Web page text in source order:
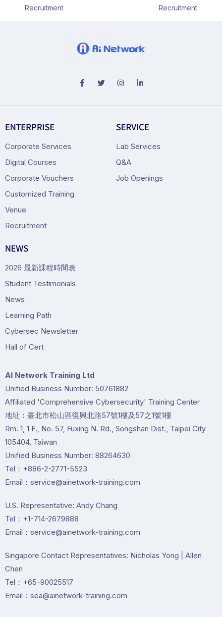
Recruitment Recruitment
ENTERPRISE
Corporate Services
Digital Courses
Corporate Vouchers
Customized Training
Venue
Recruitment
SERVICE
Lab Services
Q&A
Job Openings
NEWS
2026 最新課程時間表
Student Testimonials
News
Learning Path
Cybersec Newsletter
Hall of Cert
Al Network Training Ltd
Unified Business Number: 50761882
Affiliated 'Comprehensive Cybersecurity' Training Center
地址：臺北市松山區復興北路57號1樓及57之1號1樓
Rm. 1, 1 F., No. 57, Fuxing N. Rd., Songshan Dist., Taipei City
105404, Taiwan
Unified Business Number: 88264630
Tel：+886-2-2771-5523
Email：service@ainetwork-training.com
U.S. Representative: Andy Chang
Tel：+1-714-2679888
Email：service@ainetwork-training.com
Singapore Contact Representatives: Nicholas Yong | Allen
Chen
Tel：+65-90025517
Email：sea@ainetwork-training.com